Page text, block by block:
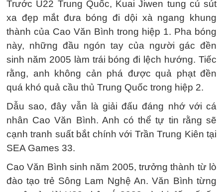
Trước U22 Trung Quốc, Kuai Jiwen tung cú sút
xa đẹp mắt đưa bóng đi dội xà ngang khung
thành của Cao Văn Bình trong hiệp 1. Pha bóng
này, những đầu ngón tay của người gác đền
sinh năm 2005 làm trái bóng đi lệch hướng. Tiếc
rằng, anh không cản phá được quả phạt đền
quá khó quả cầu thủ Trung Quốc trong hiệp 2.
Dẫu sao, đây vẫn là giải đấu đáng nhớ với cá
nhân Cao Văn Bình. Anh có thể tự tin rằng sẽ
cạnh tranh suất bắt chính với Trần Trung Kiên tại
SEA Games 33.
Cao Văn Bình sinh năm 2005, trưởng thành từ lò
đào tạo trẻ Sông Lam Nghệ An. Văn Bình từng